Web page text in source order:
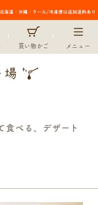
買い物かご メニュー
食べる、デザート